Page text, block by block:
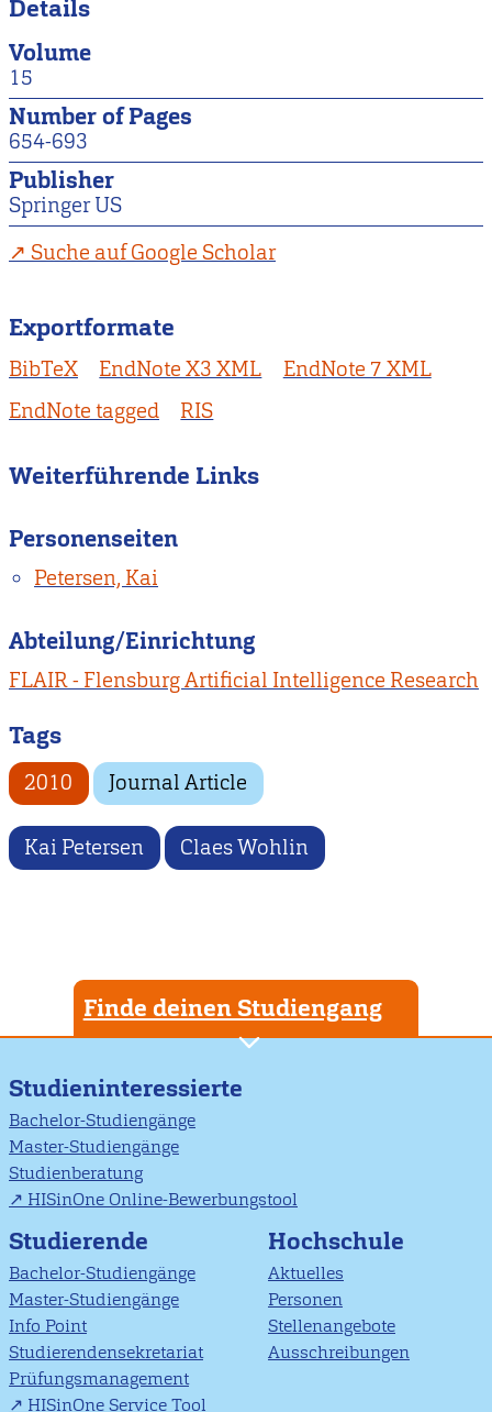
Details
Volume
15
Number of Pages
654-693
Publisher
Springer US
Suche auf Google Scholar
Exportformate
BibTeX EndNote X3 XML
EndNote 7 XML
EndNote tagged
RIS
Weiterführende Links
Personenseiten
Petersen, Kai
Abteilung/Einrichtung
FLAIR - Flensburg Artificial Intelligence Research
Tags
2010 Journal Article
Kai Petersen Claes Wohlin
Finde deinen Studiengang
Studieninteressierte
Bachelor-Studiengänge
Master-Studiengänge
Studienberatung
HISinOne Online-Bewerbungstool
Studierende
Bachelor-Studiengänge
Master-Studiengänge
Info Point
Studierendensekretariat
Prüfungsmanagement
HISinOne Service Tool
Hochschule
Aktuelles
Personen
Stellenangebote
Ausschreibungen